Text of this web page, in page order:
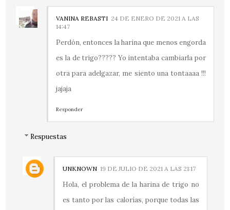
VANINA REBASTI 24 DE ENERO DE 2021 A LAS
14:47
Perdón, entonces la harina que menos engorda
es la de trigo????? Yo intentaba cambiarla por
otra para adelgazar, me siento una tontaaaa !!!
jajaja
Responder
Respuestas
UNKNOWN 19 DE JULIO DE 2021 A LAS 21:17
Hola, el problema de la harina de trigo no
es tanto por las calorías, porque todas las